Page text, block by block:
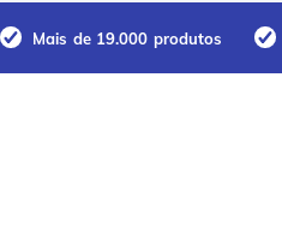
Mais de 19.000 produtos